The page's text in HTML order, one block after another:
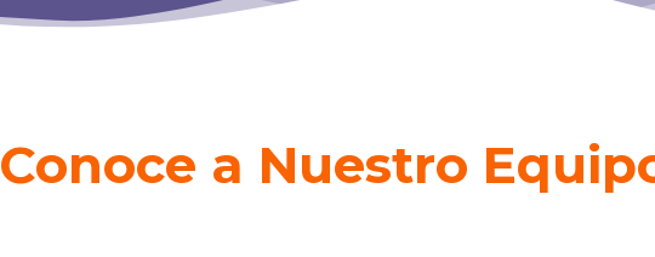
Conoce a Nuestro